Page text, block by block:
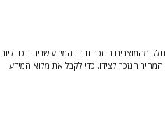
הנזכרים בו. המידע שניתן נכון ליום
הנזכר לצידו. כדי לקבל את מלוא המידע